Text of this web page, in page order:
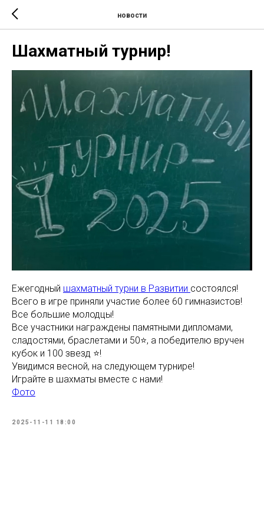
новости
Шахматный турнир!
Ежегодный шахматный турни в Развитии состоялся!
Всего в игре приняли участие более 60 гимназистов!
Все большие молодцы!
Все участники награждены памятными дипломами,
сладостями, браслетами и 50⭐️, а победителю вручен
кубок и 100 звезд ⭐️!
Увидимся весной, на следующем турнире!
Играйте в шахматы вместе с нами!
Фото
2025-11-11 18:00